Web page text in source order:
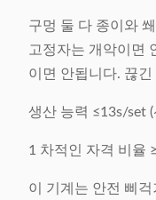
구멍 둘 다 종이와
고정자는 개악이면
이면 안됩니다. 끊
생산 능력 ≤13s/set
1 차적인 자격 비율
이 기계는 안전 삐